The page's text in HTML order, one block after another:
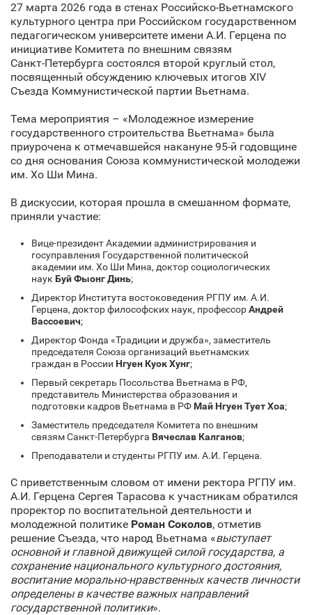
27 марта 2026 года в стенах Российско-Вьетнамского
культурного центра при Российском государственном
педагогическом университете имени А.И. Герцена по
инициативе Комитета по внешним связям
Санкт‑Петербурга состоялся второй круглый стол,
посвященный обсуждению ключевых итогов XIV
Съезда Коммунистической партии Вьетнама.
Тема мероприятия – «Молодежное измерение
государственного строительства Вьетнама» была
приурочена к отмечавшейся накануне 95-й годовщине
со дня основания Союза коммунистической молодежи
им. Хо Ши Мина.
В дискуссии, которая прошла в смешанном формате,
приняли участие:
Вице-президент Академии администрирования и
госуправления Государственной политической
академии им. Хо Ши Мина, доктор социологических
наук Буй Фыонг Динь;
Директор Института востоковедения РГПУ им. А.И.
Герцена, доктор философских наук, профессорАндрей
Вассоевич;
Директор Фонда «Традиции и дружба», заместитель
председателя Союза организаций вьетнамских
граждан в России Нгуен Куок Хунг;
Первый секретарь Посольства Вьетнама в РФ,
представитель Министерства образования и
подготовки кадров Вьетнама в РФ Май Нгуен Тует Хоа;
Заместитель председателя Комитета по внешним
связям Санкт‑Петербурга Вячеслав Калганов;
Преподаватели и студенты РГПУ им. А.И. Герцена.
С приветственным словом от имени ректора РГПУ им.
А.И. Герцена Сергея Тарасова к участникам обратился
проректор по воспитательной деятельности и
молодежной политике Роман Соколов, отметив
решение Съезда, что народ Вьетнама «выступает
основной и главной движущей силой государства, а
сохранение национального культурного достояния,
воспитание морально-нравственных качеств личности
определены в качестве важных направлений
государственной политики».